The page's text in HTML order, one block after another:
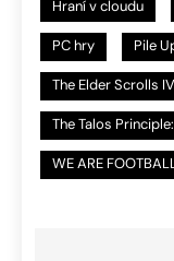
Hraní v cloudu
PC hry Pile
The Elder Scrolls
The Talos
WE ARE